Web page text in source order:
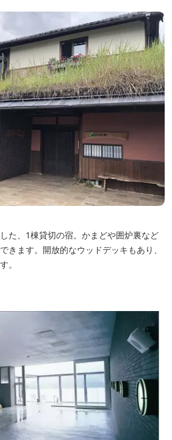
た、1棟貸切の宿。かまどや囲炉裏など
きます。開放的なウッドデッキもあり、
。